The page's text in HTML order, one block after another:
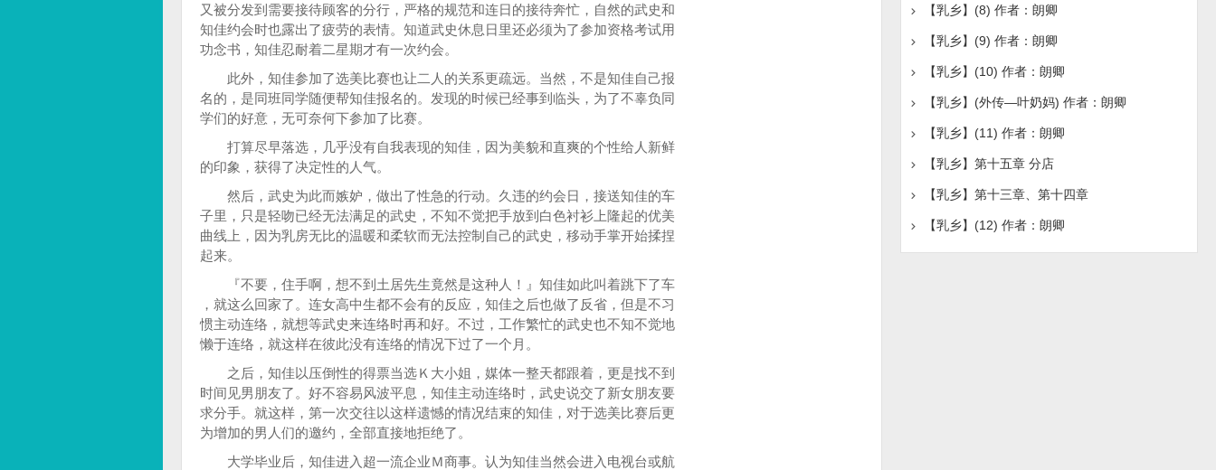
又被分发到需要接待顾客的分行，严格的规范和连日的接待奔忙，自然的武史和
知佳约会时也露出了疲劳的表情。知道武史休息日里还必须为了参加资格考试用
功念书，知佳忍耐着二星期才有一次约会。
此外，知佳参加了选美比赛也让二人的关系更疏远。当然，不是知佳自己报
名的，是同班同学随便帮知佳报名的。发现的时候已经事到临头，为了不辜负同
学们的好意，无可奈何下参加了比赛。
打算尽早落选，几乎没有自我表现的知佳，因为美貌和直爽的个性给人新鲜
的印象，获得了决定性的人气。
然后，武史为此而嫉妒，做出了性急的行动。久违的约会日，接送知佳的车
子里，只是轻吻已经无法满足的武史，不知不觉把手放到白色衬衫上隆起的优美
曲线上，因为乳房无比的温暖和柔软而无法控制自己的武史，移动手掌开始揉捏
起来。
『不要，住手啊，想不到土居先生竟然是这种人！』知佳如此叫着跳下了车
，就这么回家了。连女高中生都不会有的反应，知佳之后也做了反省，但是不习
惯主动连络，就想等武史来连络时再和好。不过，工作繁忙的武史也不知不觉地
懒于连络，就这样在彼此没有连络的情况下过了一个月。
之后，知佳以压倒性的得票当选Ｋ大小姐，媒体一整天都跟着，更是找不到
时间见男朋友了。好不容易风波平息，知佳主动连络时，武史说交了新女朋友要
求分手。就这样，第一次交往以这样遗憾的情况结束的知佳，对于选美比赛后更
为增加的男人们的邀约，全部直接地拒绝了。
大学毕业后，知佳进入超一流企业Ｍ商事。认为知佳当然会进入电视台或航
【乳乡】(8) 作者：朗卿
【乳乡】(9) 作者：朗卿
【乳乡】(10) 作者：朗卿
【乳乡】(外传—叶奶妈) 作者：朗卿
【乳乡】(11) 作者：朗卿
【乳乡】第十五章 分店
【乳乡】第十三章、第十四章
【乳乡】(12) 作者：朗卿